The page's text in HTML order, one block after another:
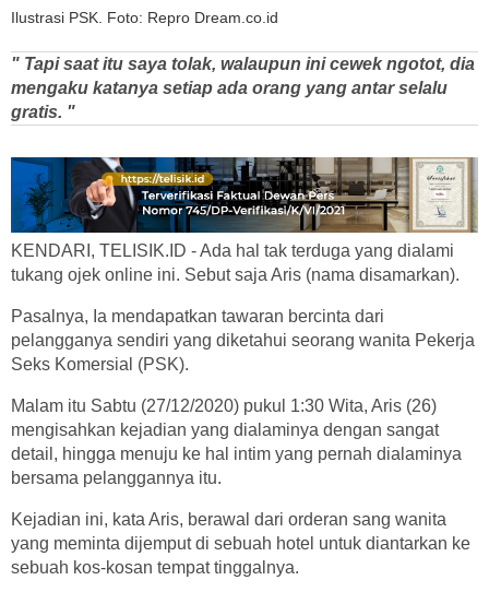
Ilustrasi PSK. Foto: Repro Dream.co.id
" Tapi saat itu saya tolak, walaupun ini cewek ngotot, dia
mengaku katanya setiap ada orang yang antar selalu
gratis. "
KENDARI, TELISIK.ID - Ada hal tak terduga yang dialami
tukang ojek online ini. Sebut saja Aris (nama disamarkan).
Pasalnya, Ia mendapatkan tawaran bercinta dari
pelangganya sendiri yang diketahui seorang wanita Pekerja
Seks Komersial (PSK).
Malam itu Sabtu (27/12/2020) pukul 1:30 Wita, Aris (26)
mengisahkan kejadian yang dialaminya dengan sangat
detail, hingga menuju ke hal intim yang pernah dialaminya
bersama pelanggannya itu.
Kejadian ini, kata Aris, berawal dari orderan sang wanita
yang meminta dijemput di sebuah hotel untuk diantarkan ke
sebuah kos-kosan tempat tinggalnya.